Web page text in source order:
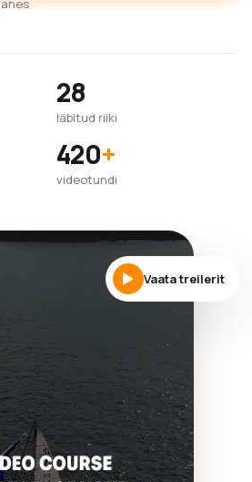
28
läbitud riiki
420+
videotundi
Vaata treilerit